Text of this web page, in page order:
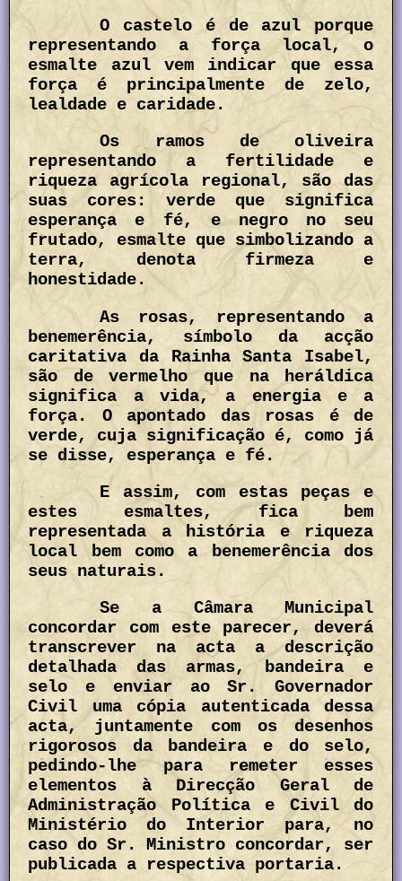
O castelo é de azul porque
representando a força local, o
esmalte azul vem indicar que essa
força é principalmente de zelo,
lealdade e caridade.
Os ramos de oliveira
representando a fertilidade e
riqueza agrícola regional, são das
suas cores: verde que significa
esperança e fé, e negro no seu
frutado, esmalte que simbolizando a
terra, denota firmeza e
honestidade.
As rosas, representando a
benemerência, símbolo da acção
caritativa da Rainha Santa Isabel,
são de vermelho que na heráldica
significa a vida, a energia e a
força. O apontado das rosas é de
verde, cuja significação é, como já
se disse, esperança e fé.
E assim, com estas peças e
estes esmaltes, fica bem
representada a história e riqueza
local bem como a benemerência dos
seus naturais.
Se a Câmara Municipal
concordar com este parecer, deverá
transcrever na acta a descrição
detalhada das armas, bandeira e
selo e enviar ao Sr. Governador
Civil uma cópia autenticada dessa
acta, juntamente com os desenhos
rigorosos da bandeira e do selo,
pedindo-lhe para remeter esses
elementos à Direcção Geral de
Administração Política e Civil do
Ministério do Interior para, no
caso do Sr. Ministro concordar, ser
publicada a respectiva portaria.